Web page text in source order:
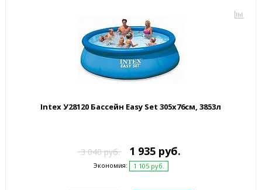
Intex У28120 Бассейн Easy Set 305х76см, 3853л
3 040 руб. 1 935 руб.
Экономия: 1 105 руб.